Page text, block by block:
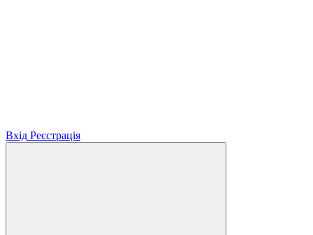
Вхід Реєстрація